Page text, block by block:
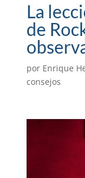
La
de
por Enrique
consejos